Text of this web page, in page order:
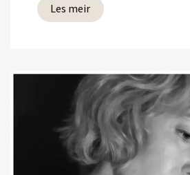
Les meir